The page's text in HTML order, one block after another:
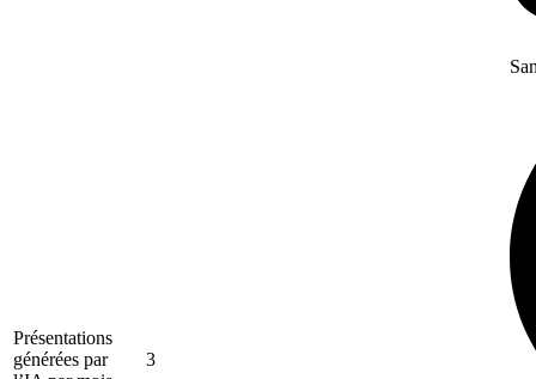
Présentations
générées par
3